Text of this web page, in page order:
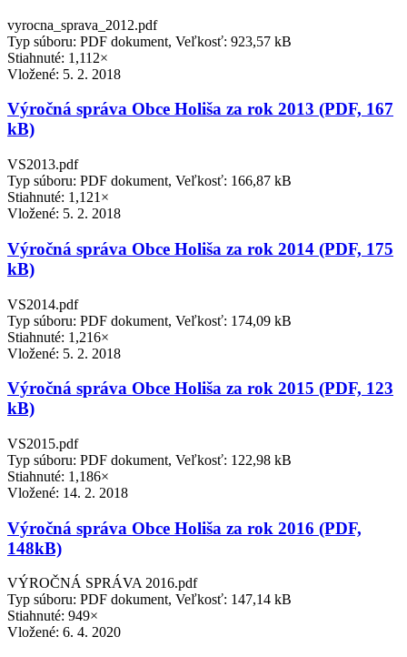
vyrocna_sprava_2012.pdf
Typ súboru: PDF dokument, Veľkosť: 923,57 kB
Stiahnuté: 1,112×
Vložené: 5. 2. 2018
Výročná správa Obce Holiša za rok 2013 (PDF, 167
kB)
VS2013.pdf
Typ súboru: PDF dokument, Veľkosť: 166,87 kB
Stiahnuté: 1,121×
Vložené: 5. 2. 2018
Výročná správa Obce Holiša za rok 2014 (PDF, 175
kB)
VS2014.pdf
Typ súboru: PDF dokument, Veľkosť: 174,09 kB
Stiahnuté: 1,216×
Vložené: 5. 2. 2018
Výročná správa Obce Holiša za rok 2015 (PDF, 123
kB)
VS2015.pdf
Typ súboru: PDF dokument, Veľkosť: 122,98 kB
Stiahnuté: 1,186×
Vložené: 14. 2. 2018
Výročná správa Obce Holiša za rok 2016 (PDF,
148kB)
VÝROČNÁ SPRÁVA 2016.pdf
Typ súboru: PDF dokument, Veľkosť: 147,14 kB
Stiahnuté: 949×
Vložené: 6. 4. 2020